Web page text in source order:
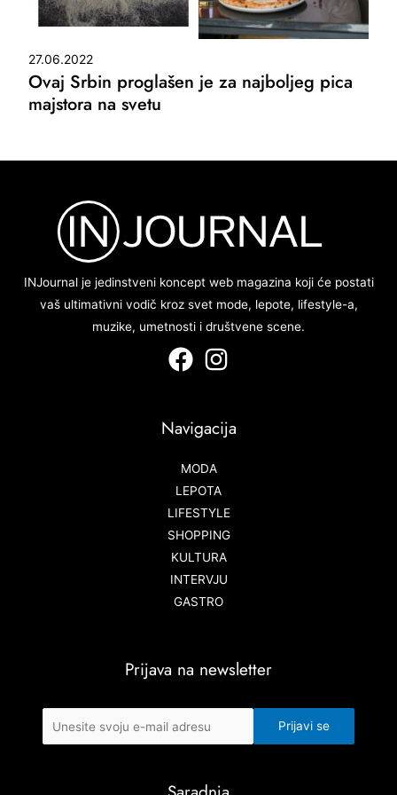
27.06.2022
Ovaj Srbin proglašen je za najboljeg pica
majstora na svetu
INJournal je jedinstveni koncept web magazina koji će postati
vaš ultimativni vodič kroz svet mode, lepote, lifestyle-a,
muzike, umetnosti i društvene scene.
Navigacija
MODA
LEPOTA
LIFESTYLE
SHOPPING
KULTURA
INTERVJU
GASTRO
Prijava na newsletter